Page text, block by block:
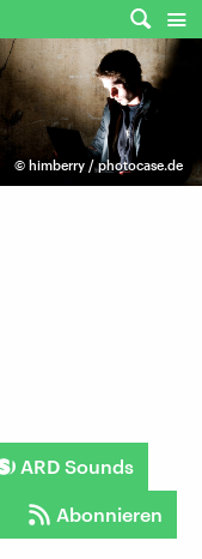
© himberry / photocase.de
ARD Sounds
Abonnieren